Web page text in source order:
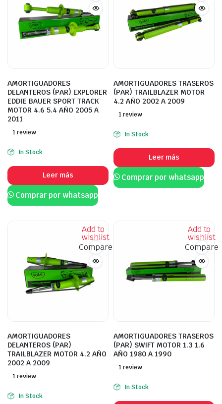
AMORTIGUADORES
DELANTEROS (PAR) EXPLORER
EDDIE BAUER SPORT TRACK
MOTOR 4.6 5.4 AÑO 2005 A
2011
1 review
In Stock
Leer más
Comprar por whatsapp
AMORTIGUADORES TRASEROS
(PAR) TRAILBLAZER MOTOR
4.2 AÑO 2002 A 2009
1 review
In Stock
Leer más
Comprar por whatsapp
Add to
wishlist
Compare
AMORTIGUADORES
DELANTEROS (PAR)
TRAILBLAZER MOTOR 4.2 AÑO
2002 A 2009
1 review
In Stock
Add to
wishlist
Compare
AMORTIGUADORES TRASEROS
(PAR) SWIFT MOTOR 1.3 1.6
AÑO 1980 A 1990
1 review
In Stock